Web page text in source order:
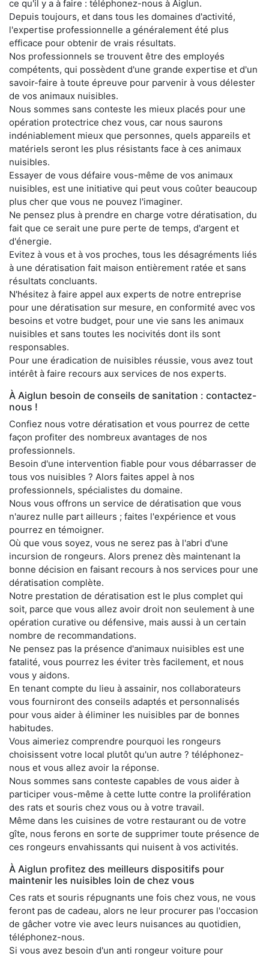
ce qu'il y a à faire : téléphonez-nous à Aiglun.
Depuis toujours, et dans tous les domaines d'activité,
l'expertise professionnelle a généralement été plus
efficace pour obtenir de vrais résultats.
Nos professionnels se trouvent être des employés
compétents, qui possèdent d'une grande expertise et d'un
savoir-faire à toute épreuve pour parvenir à vous délester
de vos animaux nuisibles.
Nous sommes sans conteste les mieux placés pour une
opération protectrice chez vous, car nous saurons
indéniablement mieux que personnes, quels appareils et
matériels seront les plus résistants face à ces animaux
nuisibles.
Essayer de vous défaire vous-même de vos animaux
nuisibles, est une initiative qui peut vous coûter beaucoup
plus cher que vous ne pouvez l'imaginer.
Ne pensez plus à prendre en charge votre dératisation, du
fait que ce serait une pure perte de temps, d'argent et
d'énergie.
Evitez à vous et à vos proches, tous les désagréments liés
à une dératisation fait maison entièrement ratée et sans
résultats concluants.
N'hésitez à faire appel aux experts de notre entreprise
pour une dératisation sur mesure, en conformité avec vos
besoins et votre budget, pour une vie sans les animaux
nuisibles et sans toutes les nocivités dont ils sont
responsables.
Pour une éradication de nuisibles réussie, vous avez tout
intérêt à faire recours aux services de nos experts.
À Aiglun besoin de conseils de sanitation : contactez-
nous !
Confiez nous votre dératisation et vous pourrez de cette
façon profiter des nombreux avantages de nos
professionnels.
Besoin d'une intervention fiable pour vous débarrasser de
tous vos nuisibles ? Alors faites appel à nos
professionnels, spécialistes du domaine.
Nous vous offrons un service de dératisation que vous
n'aurez nulle part ailleurs ; faites l'expérience et vous
pourrez en témoigner.
Où que vous soyez, vous ne serez pas à l'abri d'une
incursion de rongeurs. Alors prenez dès maintenant la
bonne décision en faisant recours à nos services pour une
dératisation complète.
Notre prestation de dératisation est le plus complet qui
soit, parce que vous allez avoir droit non seulement à une
opération curative ou défensive, mais aussi à un certain
nombre de recommandations.
Ne pensez pas la présence d'animaux nuisibles est une
fatalité, vous pourrez les éviter très facilement, et nous
vous y aidons.
En tenant compte du lieu à assainir, nos collaborateurs
vous fourniront des conseils adaptés et personnalisés
pour vous aider à éliminer les nuisibles par de bonnes
habitudes.
Vous aimeriez comprendre pourquoi les rongeurs
choisissent votre local plutôt qu'un autre ? téléphonez-
nous et vous allez avoir la réponse.
Nous sommes sans conteste capables de vous aider à
participer vous-même à cette lutte contre la prolifération
des rats et souris chez vous ou à votre travail.
Même dans les cuisines de votre restaurant ou de votre
gîte, nous ferons en sorte de supprimer toute présence de
ces rongeurs envahissants qui nuisent à vos activités.
À Aiglun profitez des meilleurs dispositifs pour
maintenir les nuisibles loin de chez vous
Ces rats et souris répugnants une fois chez vous, ne vous
feront pas de cadeau, alors ne leur procurer pas l'occasion
de gâcher votre vie avec leurs nuisances au quotidien,
téléphonez-nous.
Si vous avez besoin d'un anti rongeur voiture pour